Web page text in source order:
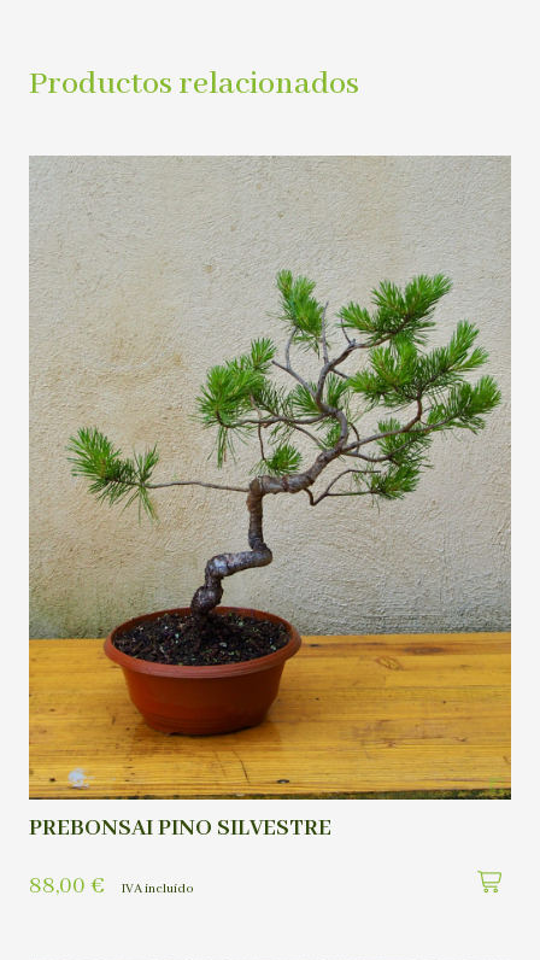
Productos relacionados
PREBONSAI PINO SILVESTRE
88,00 € IVA incluído